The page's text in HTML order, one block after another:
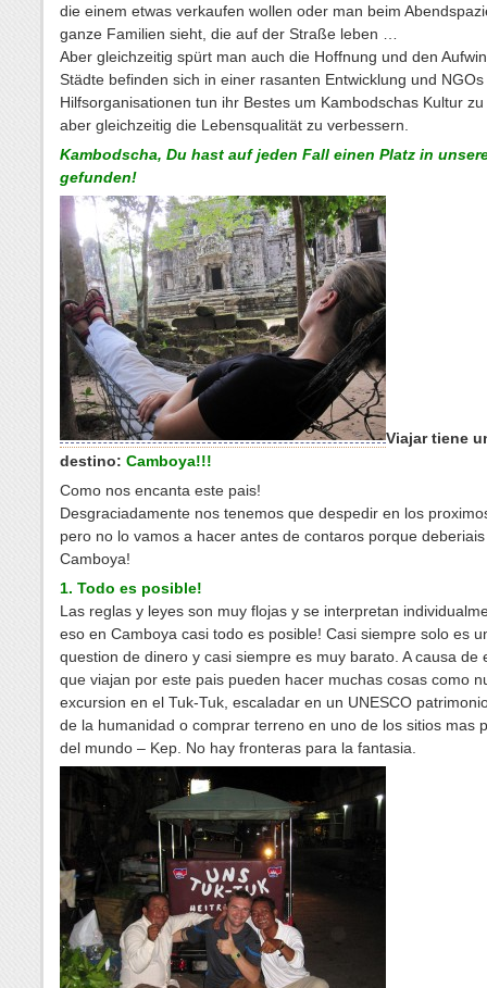
die einem etwas verkaufen wollen oder man beim
ganze Familien sieht, die auf der Straße leben …
Aber gleichzeitig spürt man auch die Hoffnung und den
Städte befinden sich in einer rasanten Entwicklung und NGOs
Hilfsorganisationen tun ihr Bestes um Kambodschas Kultur
aber gleichzeitig die Lebensqualität zu verbessern.
Kambodscha, Du hast auf jeden Fall einen Platz in
gefunden!
Viajar tiene
destino: Camboya!!!
Como nos encanta este pais!
Desgraciadamente nos tenemos que despedir en los
pero no lo vamos a hacer antes de contaros porque
Camboya!
1. Todo es posible!
Las reglas y leyes son muy flojas y se interpretan
eso en Camboya casi todo es posible! Casi siempre solo es
question de dinero y casi siempre es muy barato. A causa de
que viajan por este pais pueden hacer muchas cosas como
excursion en el Tuk-Tuk, escaladar en un UNESCO
de la humanidad o comprar terreno en uno de los sitios mas
del mundo – Kep. No hay fronteras para la fantasia.